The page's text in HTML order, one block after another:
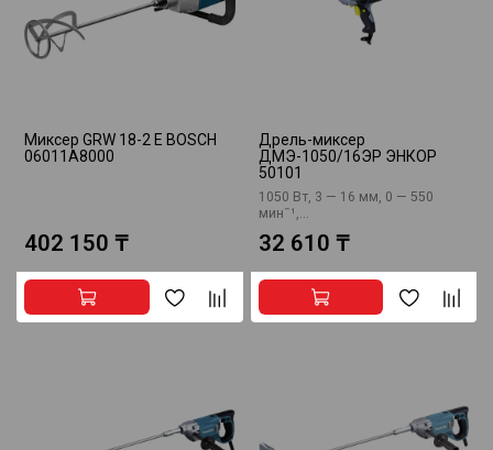
Миксер GRW 18-2 E BOSCH
06011A8000
402 150 ₸
Дрель-миксер
ДМЭ-1050/16ЭР ЭНКОР
50101
1050 Вт, 3 — 16 мм, 0 — 550
минˉ¹,...
32 610 ₸